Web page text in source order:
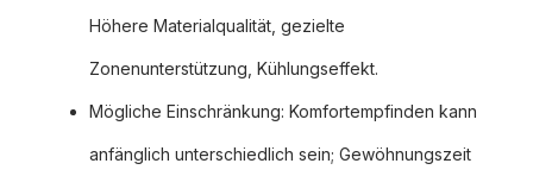
Höhere Materialqualität, gezielte
Zonenunterstützung, Kühlungseffekt.
Mögliche Einschränkung: Komfortempfinden kann
anfänglich unterschiedlich sein; Gewöhnungszeit